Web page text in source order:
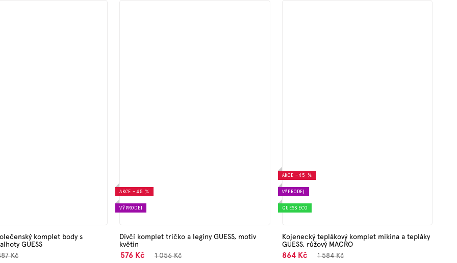
komplet body s
GUESS
Kč
AKCE –45 %
VÝPRODEJ
Dívčí komplet tričko a legíny GUESS, motiv
květin
576 Kč 1 056 Kč
AKCE –45 %
VÝPRODEJ
GUESS ECO
Kojenecký teplákový komplet mikina a tepláky
GUESS, růžový MACRO
864 Kč 1 584 Kč